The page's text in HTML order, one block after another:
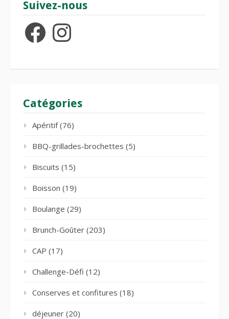
Suivez-nous
FacebookInstagram
Catégories
Apéritif(76)
BBQ-grillades-brochettes (5)
Biscuits (15)
Boisson (19)
Boulange (29)
Brunch-Goûter (203)
CAP (17)
Challenge-Défi (12)
Conserves et confitures (18)
déjeuner (20)